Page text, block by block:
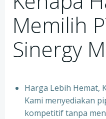
Memilih
Sinergy
Harga Lebih Hemat,
Kami menyediakan
kompetitif tanpa